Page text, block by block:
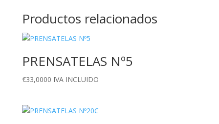
Productos relacionados
PRENSATELAS Nº5
€33,0000 IVA INCLUIDO